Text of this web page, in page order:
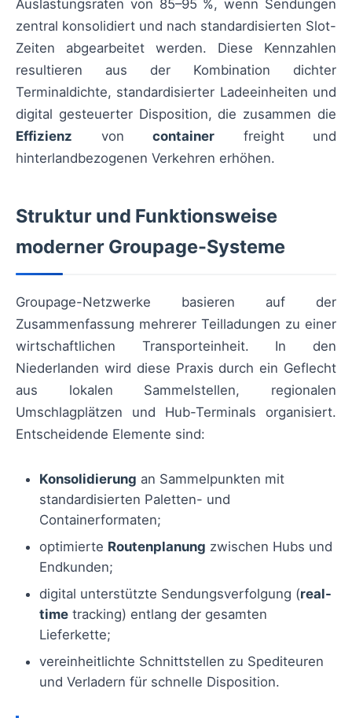
Auslastungsraten von 85–95 %, wenn Sendungen
zentral konsolidiert und nach standardisierten Slot-
Zeiten abgearbeitet werden. Diese Kennzahlen
resultieren aus der Kombination dichter
Terminaldichte, standardisierter Ladeeinheiten und
digital gesteuerter Disposition, die zusammen die
Effizienz von container freight und
hinterlandbezogenen Verkehren erhöhen.
Struktur und Funktionsweise
moderner Groupage-Systeme
Groupage-Netzwerke basieren auf der
Zusammenfassung mehrerer Teilladungen zu einer
wirtschaftlichen Transporteinheit. In den
Niederlanden wird diese Praxis durch ein Geflecht
aus lokalen Sammelstellen, regionalen
Umschlagplätzen und Hub-Terminals organisiert.
Entscheidende Elemente sind:
Konsolidierung an Sammelpunkten mit
standardisierten Paletten- und
Containerformaten;
optimierte Routenplanung zwischen Hubs und
Endkunden;
digital unterstützte Sendungsverfolgung (real-
time tracking) entlang der gesamten
Lieferkette;
vereinheitlichte Schnittstellen zu Spediteuren
und Verladern für schnelle Disposition.